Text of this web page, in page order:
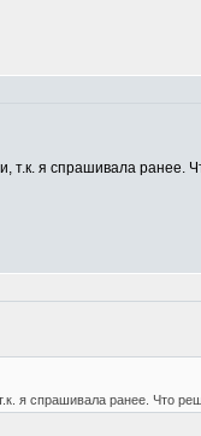
т.к. я спрашивала ранее.
я спрашивала ранее. Что